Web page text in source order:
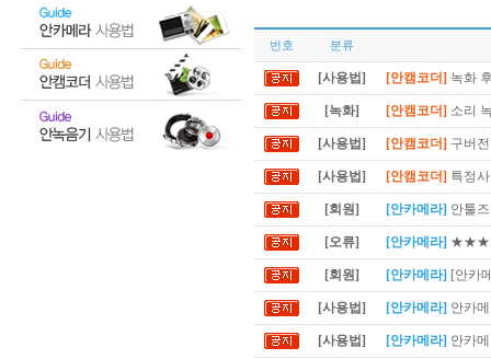
번호 분류
[사용법] [안캠코더] 녹화
[녹화] [안캠코더] 소리
[사용법] [안캠코더] 구버
[사용법] [안캠코더] 특정
[회원] [안카메라] 안툴
[오류] [안카메라] ★★★
[회원] [안카메라] [안카
[사용법] [안카메라] 안카
[사용법] [안카메라] 안카